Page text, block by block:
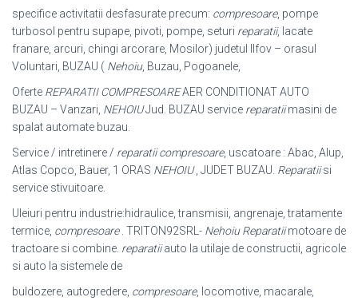
specifice activitatii desfasurate precum: compresoare, pompe
turbosol pentru supape, pivoti, pompe, seturi reparatii, lacate
franare, arcuri, chingi arcorare, Mosilor) judetul Ilfov – orasul
Voluntari, BUZAU ( Nehoiu, Buzau, Pogoanele,
Oferte REPARATII COMPRESOAREAER CONDITIONAT AUTO
BUZAU – Vanzari, NEHOIUJud. BUZAU service reparatiimasini de
spalat automate buzau.
Service / intretinere / reparatii compresoare, uscatoare : Abac, Alup,
Atlas Copco, Bauer, 1 ORAS NEHOIU, JUDET BUZAU. Reparatiisi
service stivuitoare.
Uleiuri pentru industrie:hidraulice, transmisii, angrenaje, tratamente
termice, compresoare. TRITON92SRL- Nehoiu Reparatiimotoare de
tractoare si combine. reparatiiauto la utilaje de constructii, agricole
si auto la sistemele de
buldozere, autogredere, compresoare, locomotive, macarale,